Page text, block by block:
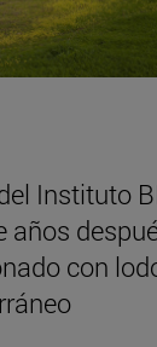
Instituto
años
con